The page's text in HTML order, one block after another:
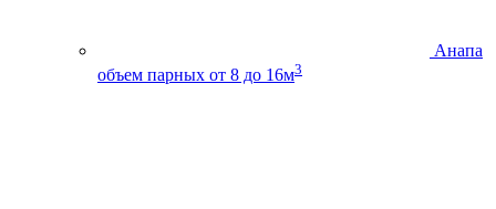
Анапа
объем парных от 8 до 16м3